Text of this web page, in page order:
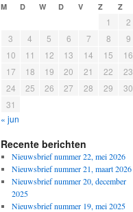
M D W D V Z Z
1
2
3
4 5 6 7 8
9
10
11 12 13 14 15
16
17
18 19 20 21 22
23
24
25 26 27 28 29
30
31
« jun
Recente berichten
Nieuwsbrief nummer 22, mei 2026
Nieuwsbrief nummer 21, maart 2026
Nieuwsbrief nummer 20, december
2025
Nieuwsbrief nummer 19, mei 2025